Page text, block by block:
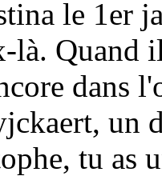
le 1er
là. Quand
dans
un
tu as